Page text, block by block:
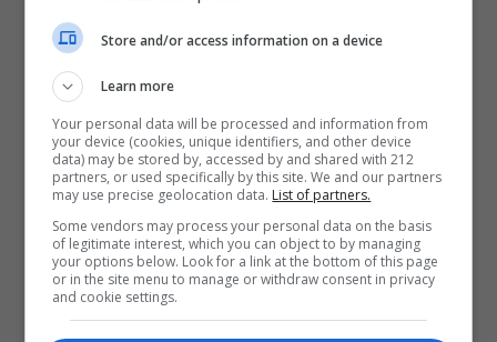
ΔΕΙΤΕ ΕΠΙΣΗΣ
Αύγουστος στην Αθήνα: 5 μαγαζιά
που κάνουν τις διακοπές να μοιάζουν
λίγο πιο κοντά
Παναγώτης Χ. Βούρος: Η “Παραξενιά”
είναι η δύναμή μας να μπορούμε να
διαφέρουμε
Αυτό το Σαββατοκύριακο η TV παίζει
σε… Christopher Nolan mode
Store and/or access information on a device
Learn more
Your personal data will be processed and information from
your device (cookies, unique identifiers, and other device
data) may be stored by, accessed by and shared with 212
partners, or used specifically by this site. We and our partners
may use precise geolocation data. List of partners.
Some vendors may process your personal data on the basis
of legitimate interest, which you can object to by managing
your options below. Look for a link at the bottom of this page
or in the site menu to manage or withdraw consent in privacy
and cookie settings.